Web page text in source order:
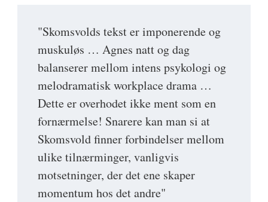
"Skomsvolds tekst er imponerende og
muskuløs … Agnes natt og dag
balanserer mellom intens psykologi og
melodramatisk workplace drama …
Dette er overhodet ikke ment som en
fornærmelse! Snarere kan man si at
Skomsvold finner forbindelser mellom
ulike tilnærminger, vanligvis
motsetninger, der det ene skaper
momentum hos det andre"